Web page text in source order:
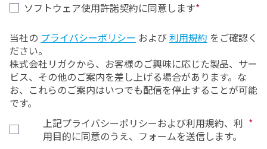
お客様は、本リガクソフト製品のうち、本ソフトウェ
ラムをコピーしてはなりません。
３．変更・解析等の制限
お客様は、本リガクソフト製品を変更又は加工( 翻訳及
び翻案を含みます
プログラム及びリカバリープログラムをリバースエンジ
ニアリング、逆コンパイル及び逆アセンブルしてはな
ソフトウェア使用許諾契約に同意します*
当社の プライバシーポリシー および 利用規約 をご確認く
ださい。
株式会社リガクから、お客様のご興味に応じた製品、サー
ビス、その他のご案内を差し上げる場合があります。な
お、これらのご案内はいつでも配信を停止することが可能
です。
上記プライバシーポリシーおよび利用規約、利
用目的に同意のうえ、フォームを送信します。
*